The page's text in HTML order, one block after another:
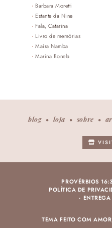
Barbara Moretti
Estante da Nine
Fala, Catarina
Livro de memórias
Maíra Namba
Marina Bonela
blog loja sobre
PROVÉRBIOS
POLÍTICA DE
TEMA FEITO COM